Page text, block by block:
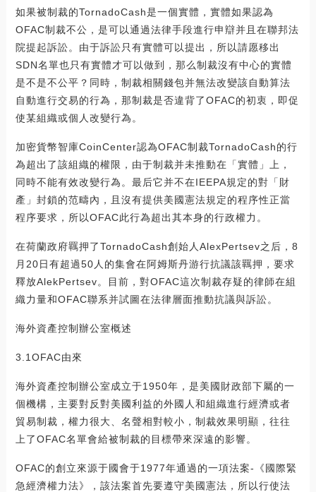
如果被制裁的TornadoCash是一個實體，實體如果認為
OFAC制裁不公，是可以通過法律手段進行申辯并且在聯邦法
院提起訴訟。由于訴訟只有實體可以提出，所以請愿移出
SDN名單也只有實體才可以做到，那么制裁沒有中心的實體
是不是不公平？同時，制裁相關錢包并無法改變該自動算法
自動進行交易的行為，那制裁是否違背了OFAC的初衷，即促
使某組織或個人改變行為。
加密貨幣智庫CoinCenter認為OFAC制裁TornadoCash的行
為超出了該組織的權限，由于制裁并未推動在「實體」上，
同時不能有效改變行為。最后它并不在IEEPA規定的對「財
產」封鎖的范疇內，且沒有提供美國憲法規定的程序性正當
程序要求，所以OFAC此行為超出其本身的行政權力。
在荷蘭政府羈押了TornadoCash創始人AlexPertsev之后，8
月20日有超過50人的集會在阿姆斯丹游行抗議該羈押，要求
釋放AlekPertsev。目前，對OFAC這次制裁存疑的律師在組
織力量和OFAC聯系并試圖在法律層面推動抗議與訴訟。
海外資產控制辦公室概述
3.1OFAC由來
海外資產控制辦公室成立于1950年，是美國財政部下屬的一
個機構，主要對反對美國利益的外國人和組織進行經濟或者
貿易制裁，權力很大、名聲相對較小，制裁效果明顯，往往
上了OFAC名單會給被制裁的目標帶來深遠的影響。
OFAC的創立來源于國會于1977年通過的一項法案-《國際緊
急經濟權力法》，該法案首先要遵守美國憲法，所以行使法